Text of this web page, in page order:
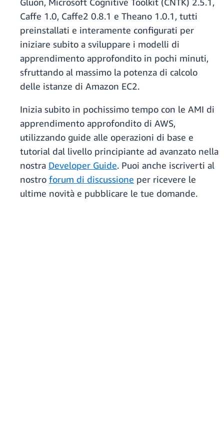
Caffe 1.0, Caffe2 0.8.1 e Theano 1.0.1, tutti
preinstallati e interamente configurati per
iniziare subito a sviluppare i modelli di
apprendimento approfondito in pochi minuti,
sfruttando al massimo la potenza di calcolo
delle istanze di Amazon EC2.
Inizia subito in pochissimo tempo con le AMI di
apprendimento approfondito di AWS,
utilizzando guide alle operazioni di base e
tutorial dal livello principiante ad avanzato nella
nostra Developer Guide. Puoi anche iscriverti al
nostro forum di discussione per ricevere le
ultime novità e pubblicare le tue domande.